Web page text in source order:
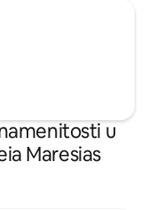
u
Maresias